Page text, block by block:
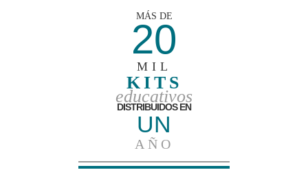
MÁS DE
20
MIL
KITS
educativos
DISTRIBUIDOS EN
UN
AÑO